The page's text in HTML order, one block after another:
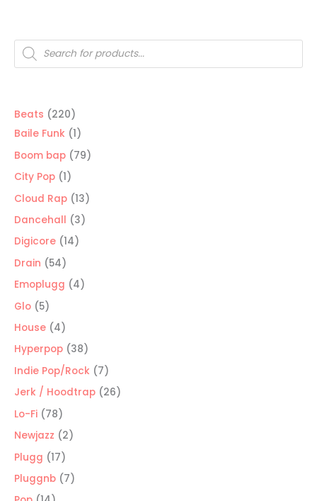
Búsqueda
de
productos
Beats 220220
productos
Baile Funk 11
producto
Boom bap 7979
City Pop 11
producto
Cloud Rap 1313
productos
Dancehall 33
Digicore 1414
Drain 5454
productos
Emoplugg 44
Glo 55
productos
House 44
productos
Hyperpop 3838
productos
Indie Pop/Rock 77
productos
Jerk / Hoodtrap 2626
Lo-Fi 7878
productos
Newjazz 22
Plugg 1717
productos
Pluggnb 77